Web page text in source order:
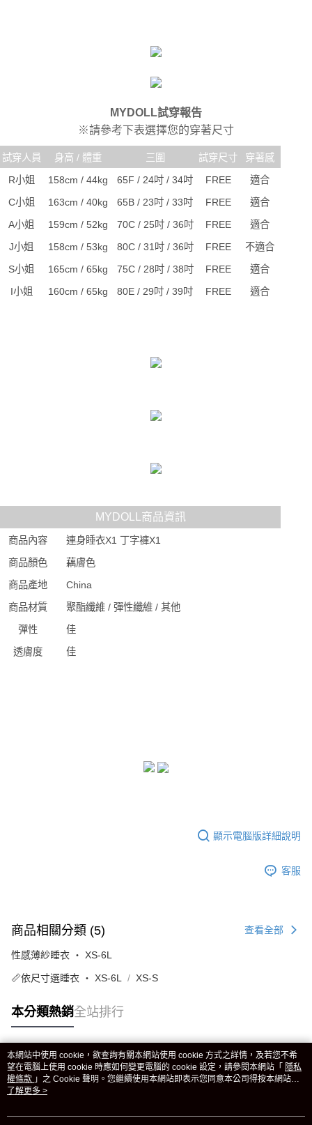
MYDOLL試穿報告
※請參考下表選擇您的穿著尺寸
試穿人員 身高 / 體重 三圍 試穿尺寸
穿著感
R小姐
158cm / 44kg 65F / 24吋 / 34吋 FREE
適合
C小姐
163cm / 40kg 65B / 23吋 / 33吋 FREE
適合
A小姐
159cm / 52kg 70C / 25吋 / 36吋 FREE
適合
J小姐
158cm / 53kg 80C / 31吋 / 36吋 FREE
不適合
S小姐
165cm / 65kg 75C / 28吋 / 38吋 FREE
適合
I小姐
160cm / 65kg 80E / 29吋 / 39吋 FREE 適合
MYDOLL商品資訊
商品內容
連身睡衣X1 丁字褲X1
商品顏色
藕膚色
商品產地
China
商品材質
聚酯纖維 / 彈性纖維 / 其他
彈性
佳
透膚度
佳
顯示電腦版詳細說明
客服
商品相關分類 (5) 查看全部
性感薄紗睡衣 ‧ XS-6L
📏依尺寸選睡衣 ‧ XS-6L XS-S
本分類熱銷全站排行
熱門標籤
本網站中使用 cookie，欲查詢有關本網站使用 cookie 方式之詳情，及若您不希
望在電腦上使用 cookie 時應如何變更電腦的 cookie 設定，請參閱本網站「 隱私
權條款 」之 Cookie 聲明。您繼續使用本網站即表示您同意本公司得按本網站使
用條款之 Cookie 聲明使用 cookie。
了解更多 >